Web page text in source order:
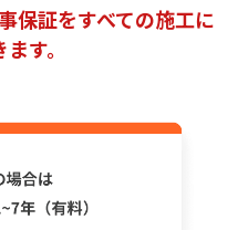
保証をすべての施工に
す。